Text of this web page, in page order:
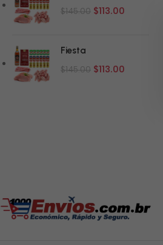
$145.00 $113.00
Fiesta
$145.00 $113.00